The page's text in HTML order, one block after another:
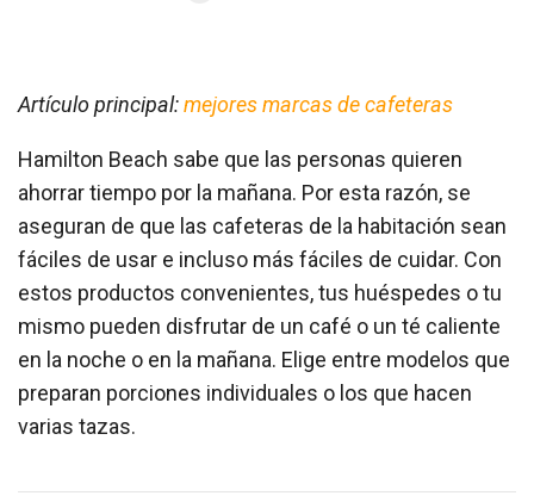
Artículo principal:mejores marcas de cafeteras
Hamilton Beach sabe que las personas quieren
ahorrar tiempo por la mañana. Por esta razón, se
aseguran de que las cafeteras de la habitación sean
fáciles de usar e incluso más fáciles de cuidar. Con
estos productos convenientes, tus huéspedes o tu
mismo pueden disfrutar de un café o un té caliente
en la noche o en la mañana. Elige entre modelos que
preparan porciones individuales o los que hacen
varias tazas.